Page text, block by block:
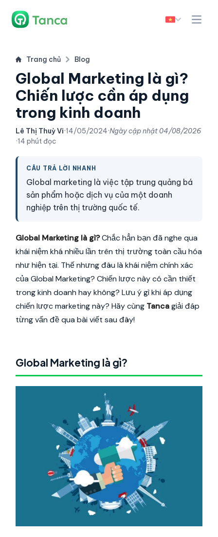
Trang chủ Blog
Global Marketing là gì?
Chiến lược cần áp dụng
trong kinh doanh
Lê Thị Thuỳ Vi·14/05/2024·Ngày cập nhật04/08/2026
·14 phút đọc
CÂU TRẢ LỜI NHANH
Global marketing là việc tập trung quảng bá
sản phẩm hoặc dịch vụ của một doanh
nghiệp trên thị trường quốc tế.
Global Marketing là gì?Chắc hẳn bạn đã nghe qua
khái niệm khá nhiều lần trên thị trường toàn cầu hóa
như hiện tại. Thế nhưng đâu là khái niệm chính xác
của Global Marketing? Chiến lược này có cần thiết
trong kinh doanh hay không? Lưu ý gì khi áp dụng
chiến lược marketing này? Hãy cùng Tancagiải đáp
từng vấn đề qua bài viết sau đây!
Global Marketing là gì?